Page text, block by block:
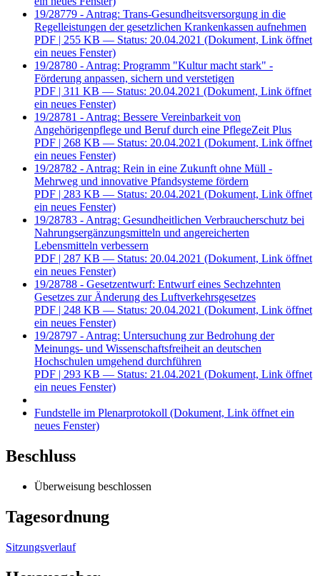
19/28779 - Antrag: Trans-Gesundheitsversorgung in die
Regelleistungen der gesetzlichen Krankenkassen aufnehmen
PDF | 255 KB — Status: 20.04.2021 (Dokument, Link öffnet
ein neues Fenster)
19/28780 - Antrag: Programm "Kultur macht stark" -
Förderung anpassen, sichern und verstetigen
PDF | 311 KB — Status: 20.04.2021 (Dokument, Link öffnet
ein neues Fenster)
19/28781 - Antrag: Bessere Vereinbarkeit von
Angehörigenpflege und Beruf durch eine PflegeZeit Plus
PDF | 268 KB — Status: 20.04.2021 (Dokument, Link öffnet
ein neues Fenster)
19/28782 - Antrag: Rein in eine Zukunft ohne Müll -
Mehrweg und innovative Pfandsysteme fördern
PDF | 283 KB — Status: 20.04.2021 (Dokument, Link öffnet
ein neues Fenster)
19/28783 - Antrag: Gesundheitlichen Verbraucherschutz bei
Nahrungsergänzungsmitteln und angereicherten
Lebensmitteln verbessern
PDF | 287 KB — Status: 20.04.2021 (Dokument, Link öffnet
ein neues Fenster)
19/28788 - Gesetzentwurf: Entwurf eines Sechzehnten
Gesetzes zur Änderung des Luftverkehrsgesetzes
PDF | 248 KB — Status: 20.04.2021 (Dokument, Link öffnet
ein neues Fenster)
19/28797 - Antrag: Untersuchung zur Bedrohung der
Meinungs- und Wissenschaftsfreiheit an deutschen
Hochschulen umgehend durchführen
PDF | 293 KB — Status: 21.04.2021 (Dokument, Link öffnet
ein neues Fenster)
Fundstelle im Plenarprotokoll (Dokument, Link öffnet ein
neues Fenster)
Beschluss
Überweisung beschlossen
Tagesordnung
Sitzungsverlauf